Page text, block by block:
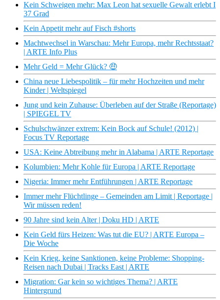
Kein Schweigen mehr: Max Leon hat sexuelle Gewalt erlebt I
37 Grad
Kein Appetit mehr auf Fisch #shorts
Machtwechsel in Warschau: Mehr Europa, mehr Rechtsstaat?
| ARTE Info Plus
Mehr Geld = Mehr Glück? 🤑
China neue Liebespolitik – für mehr Hochzeiten und mehr
Kinder | Weltspiegel
Jung und kein Zuhause: Überleben auf der Straße (Reportage)
| SPIEGEL TV
Schulschwänzer extrem: Kein Bock auf Schule! (2012) |
Focus TV Reportage
USA: Keine Abtreibung mehr in Alabama | ARTE Reportage
Kolumbien: Mehr Kohle für Europa | ARTE Reportage
Nigeria: Immer mehr Entführungen | ARTE Reportage
Immer mehr Flüchtlinge – Gemeinden am Limit | Reportage |
Wir müssen reden!
90 Jahre sind kein Alter | Doku HD | ARTE
Kein Geld fürs Heizen: Was tut die EU? | ARTE Europa –
Die Woche
Kein Krieg, keine Sanktionen, keine Probleme: Shopping-
Reisen nach Dubai | Tracks East | ARTE
Migration: Gar kein so wichtiges Thema? | ARTE
Hintergrund